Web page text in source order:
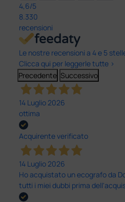
4,6/5
8.330
recensioni
Le nostre recensioni a 4 e 5
Clicca qui per leggerle tutte >
Precedente Successivo
14 Luglio 2026
ottima
Acquirente verificato
14 Luglio 2026
Ho acquistato un ecografo da
tutti i miei dubbi prima